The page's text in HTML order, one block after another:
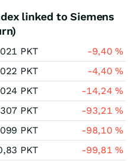
linked to Siemens
PKT -9,40%
PKT -4,40%
PKT -14,24%
PKT -93,21%
PKT -98,10%
PKT -99,81%